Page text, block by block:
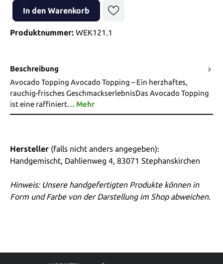
Produkt Anzahl: Gib den gewünschten Wert ein oder benutze die
In den Warenkorb
Produktnummer: WEK121.1
Beschreibung
Avocado Topping Avocado Topping – Ein herzhaftes,
rauchig-frisches GeschmackserlebnisDas Avocado Topping
ist eine raffiniert… Mehr
Hersteller (falls nicht anders angegeben):
Handgemischt, Dahlienweg 4, 83071 Stephanskirchen
Hinweis: Unsere handgefertigten Produkte können in
Form und Farbe von der Darstellung im Shop abweichen.